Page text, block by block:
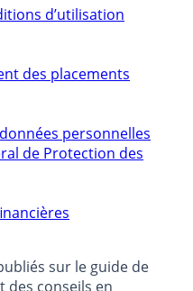
d’utilisation
des placements
personnelles
de Protection des